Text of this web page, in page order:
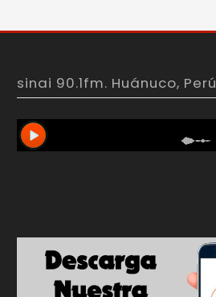
sinai 90.1fm. Huánuco, Perú